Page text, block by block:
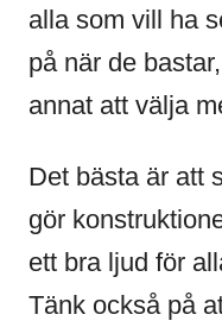
alla som vill ha
på när de
annat att välja
Det bästa är att
gör
ett bra ljud för
Tänk också på